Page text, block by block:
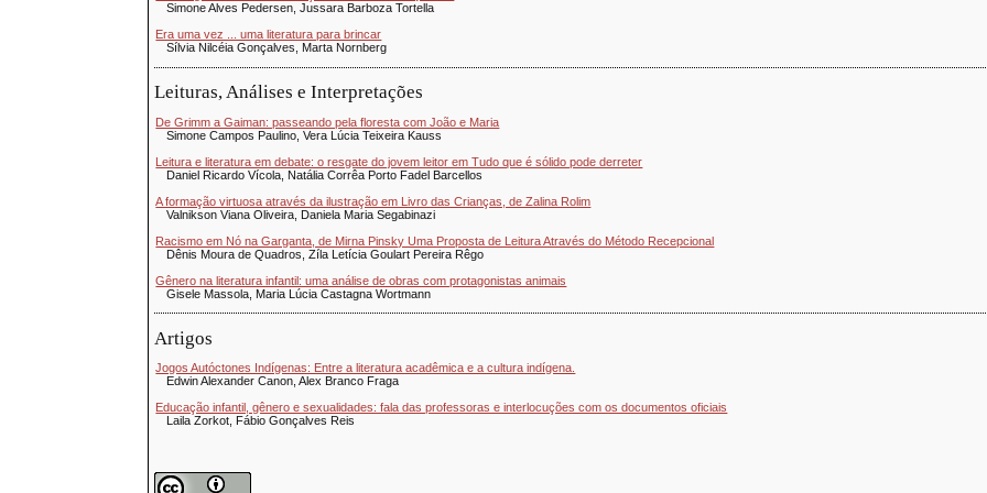
Simone Alves Pedersen, Jussara Barboza Tortella
Era uma vez ... uma literatura para brincar
Sílvia Nilcéia Gonçalves, Marta Nornberg
Leituras, Análises e Interpretações
De Grimm a Gaiman: passeando pela floresta com João e Maria
Simone Campos Paulino, Vera Lúcia Teixeira Kauss
Leitura e literatura em debate: o resgate do jovem leitor em Tudo que é sólido pode derreter
Daniel Ricardo Vícola, Natália Corrêa Porto Fadel Barcellos
A formação virtuosa através da ilustração em Livro das Crianças, de Zalina Rolim
Valnikson Viana Oliveira, Daniela Maria Segabinazi
Racismo em Nó na Garganta, de Mirna Pinsky Uma Proposta de Leitura Através do Método Recepcional
Dênis Moura de Quadros, Zíla Letícia Goulart Pereira Rêgo
Gênero na literatura infantil: uma análise de obras com protagonistas animais
Gisele Massola, Maria Lúcia Castagna Wortmann
Artigos
Jogos Autóctones Indígenas: Entre a literatura acadêmica e a cultura indígena.
Edwin Alexander Canon, Alex Branco Fraga
Educação infantil, gênero e sexualidades: fala das professoras e interlocuções com os documentos oficiais
Laila Zorkot, Fábio Gonçalves Reis